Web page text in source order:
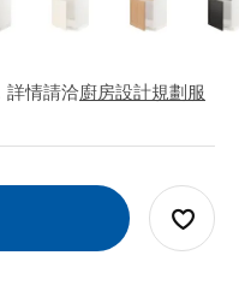
詳情請洽廚房設計規劃服